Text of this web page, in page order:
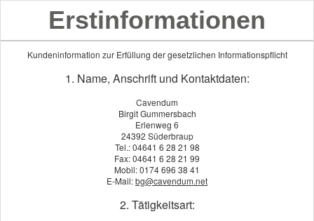
Erstinformationen
Kundeninformation zur Erfüllung der gesetzlichen Informationspflicht
1. Name, Anschrift und Kontaktdaten:
Cavendum
Birgit Gummersbach
Erlenweg 6
24392 Süderbraup
Tel.: 04641 6 28 21 98
Fax: 04641 6 28 21 99
Mobil: 0174 696 38 41
E-Mail:bg@cavendum.net
2. Tätigkeitsart: